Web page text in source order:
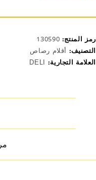
HB
رمز المنتج: 130590
التصنيف: أقلام رصاص
العلامة التجارية: DELI